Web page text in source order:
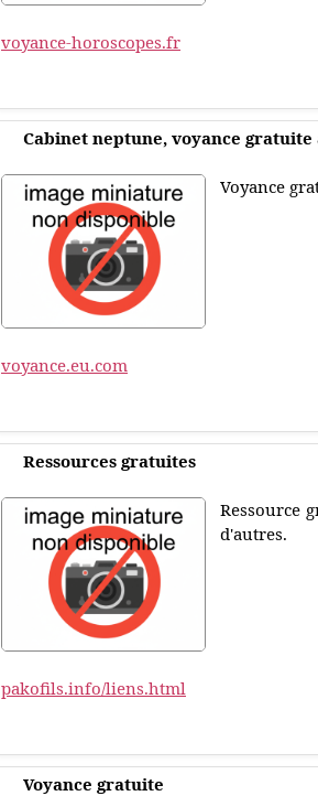
voyance-horoscopes.fr
Cabinet neptune, voyance gratuite
Voyance
voyance.eu.com
Ressources gratuites
Ressource
d'autres.
pakofils.info/liens.html
Voyance gratuite